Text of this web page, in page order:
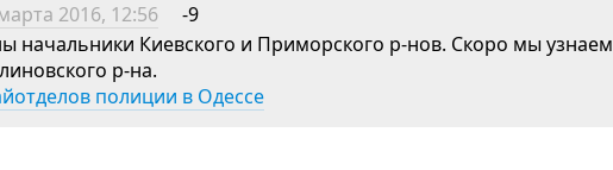
2016, 12:56
-9
начальники Киевского и Приморского р-нов. Скоро мы узнаем
р-на.
полиции в Одессе